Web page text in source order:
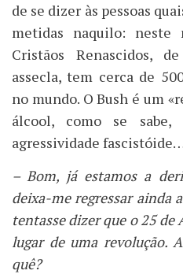
de se dizer às pessoas
metidas naquilo: neste
Cristãos Renascidos,
assecla, tem cerca de
no mundo. O Bush é um
álcool, como se sabe,
agressividade
– Bom, já estamos a
deixa-me regressar ainda
tentasse dizer que o 25
lugar de uma revolução.
quê?